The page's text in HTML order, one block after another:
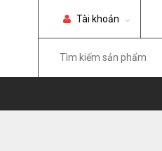
Tài khoản